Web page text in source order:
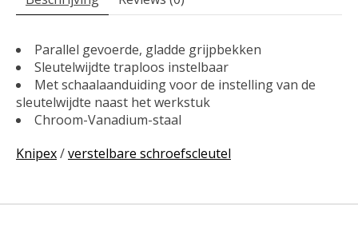
Parallel gevoerde, gladde grijpbekken
Sleutelwijdte traploos instelbaar
Met schaalaanduiding voor de instelling van de
sleutelwijdte naast het werkstuk
Chroom-Vanadium-staal
Knipex/verstelbare schroefscleutel